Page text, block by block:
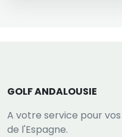
GOLF ANDALOUSIE
A votre service pour
de l'Espagne.